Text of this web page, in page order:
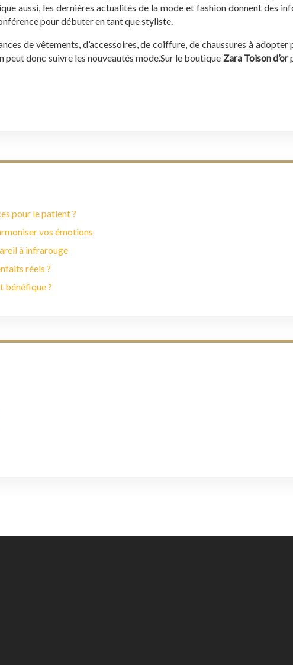
aussi, les dernières actualités de la mode et fashion donnent des
pour débuter en tant que styliste.
de vêtements, d’accessoires, de coiffure, de chaussures à
donc suivre les nouveautés mode.Sur le boutique Zara Toison d’or
pour le patient ?
vos émotions
à infrarouge
réels ?
bénéfique ?